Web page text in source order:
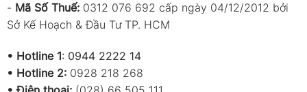
- Mã Số Thuế: 0312 076 692 cấp ngày 04/12/2012 bởi
Sở Kế Hoạch & Đầu Tư TP. HCM
• Hotline 1: 0944 2222 14
• Hotline 2: 0928 218 268